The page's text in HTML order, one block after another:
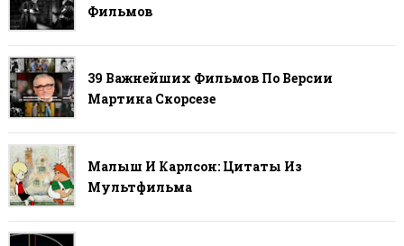
Фильмов
39 Важнейших Фильмов По Версии
Мартина Скорсезе
Малыш И Карлсон: Цитаты Из
Мультфильма